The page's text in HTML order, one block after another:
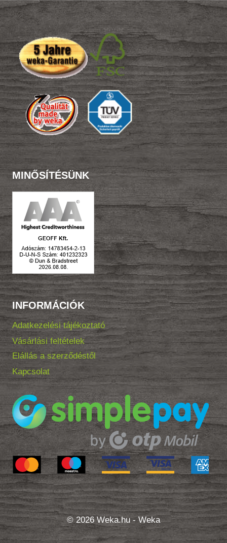
A
változatok
a
termékoldalon
választhatók
ki
MINŐSÍTÉSÜNK
INFORMÁCIÓK
Adatkezelési tájékoztató
Vásárlási feltételek
Elállás a szerződéstől
Kapcsolat
© 2026 Weka.hu - Weka